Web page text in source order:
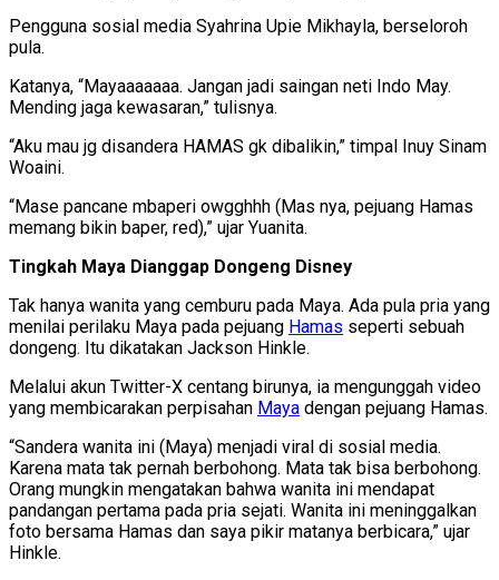
Pengguna sosial media Syahrina Upie Mikhayla, berseloroh
pula.
Katanya, “Mayaaaaaaa. Jangan jadi saingan neti Indo May.
Mending jaga kewasaran,” tulisnya.
“Aku mau jg disandera HAMAS gk dibalikin,” timpal Inuy Sinam
Woaini.
“Mase pancane mbaperi owgghhh (Mas nya, pejuang Hamas
memang bikin baper, red),” ujar Yuanita.
Tingkah Maya Dianggap Dongeng Disney
Tak hanya wanita yang cemburu pada Maya. Ada pula pria yang
menilai perilaku Maya pada pejuang Hamas seperti sebuah
dongeng. Itu dikatakan Jackson Hinkle.
Melalui akun Twitter-X centang birunya, ia mengunggah video
yang membicarakan perpisahan Maya dengan pejuang Hamas.
“Sandera wanita ini (Maya) menjadi viral di sosial media.
Karena mata tak pernah berbohong. Mata tak bisa berbohong.
Orang mungkin mengatakan bahwa wanita ini mendapat
pandangan pertama pada pria sejati. Wanita ini meninggalkan
foto bersama Hamas dan saya pikir matanya berbicara,” ujar
Hinkle.